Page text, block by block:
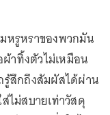
หรูหราของพวกมัน
าทิ้งตัวไม่เหมือน
สึกถึงสัมผัสได้ผ่าน
ไม่สบายเท่าวัสดุ